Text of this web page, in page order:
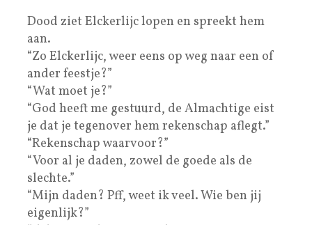
Dood ziet Elckerlijc lopen en spreekt hem
aan.
“Zo Elckerlijc, weer eens op weg naar een of
ander feestje?”
“Wat moet je?”
“God heeft me gestuurd, de Almachtige eist
je dat je tegenover hem rekenschap aflegt.”
“Rekenschap waarvoor?”
“Voor al je daden, zowel de goede als de
slechte.”
“Mijn daden? Pff, weet ik veel. Wie ben jij
eigenlijk?”